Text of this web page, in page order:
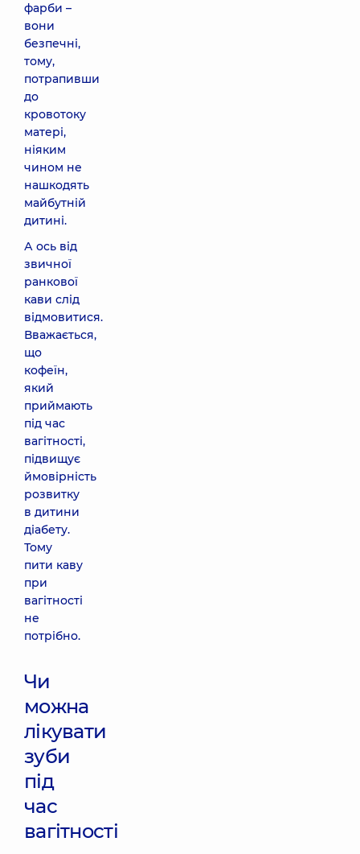
фарби –
вони
безпечні,
тому,
потрапивши
до
кровотоку
матері,
ніяким
чином не
нашкодять
майбутній
дитині.
А ось від
звичної
ранкової
кави слід
відмовитися.
Вважається,
що
кофеїн,
який
приймають
під час
вагітності,
підвищує
ймовірність
розвитку
в дитини
діабету.
Тому
пити каву
при
вагітності
не
потрібно.
Чи
можна
лікувати
зуби
під
час
вагітності